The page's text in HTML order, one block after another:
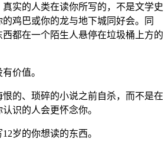
实的人类在读你所写的，不是文学史
鸡巴或你的龙与地下城同好会。同
都在一个陌生人悬停在垃圾桶上方的
价值。
的、琐碎的小说之前自杀，而不是在
识的人会更怀念你。
岁的你想读的东西。